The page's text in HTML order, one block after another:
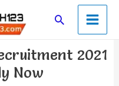
SearchMain
Menu
2021
Now